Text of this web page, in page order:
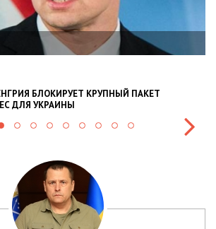
22.01.2024
НАЦПОЛІЦІЯ ЛЯКАЄ ГРОМАДЯН ПОГІРШЕННЯМ
СИТУАЦІЇ В РАЗІ МОБІЛІЗАЦІЇ ПОЛІЦІЯНТІВ НА